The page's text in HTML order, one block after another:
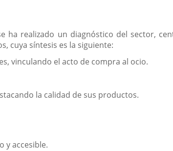
ha realizado un diagnóstico del sector,
cuya síntesis es la siguiente:
vinculando el acto de compra al ocio.
la calidad de sus productos.
y accesible.